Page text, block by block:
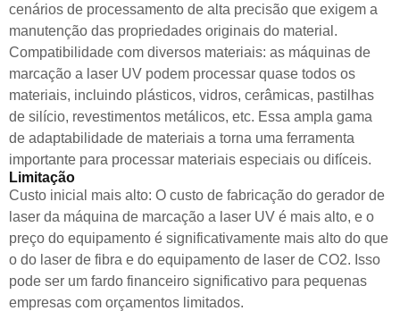
cenários de processamento de alta precisão que exigem a
manutenção das propriedades originais do material.
Compatibilidade com diversos materiais: as máquinas de
marcação a laser UV podem processar quase todos os
materiais, incluindo plásticos, vidros, cerâmicas, pastilhas
de silício, revestimentos metálicos, etc. Essa ampla gama
de adaptabilidade de materiais a torna uma ferramenta
importante para processar materiais especiais ou difíceis.
Limitação
Custo inicial mais alto: O custo de fabricação do gerador de
laser da máquina de marcação a laser UV é mais alto, e o
preço do equipamento é significativamente mais alto do que
o do laser de fibra e do equipamento de laser de CO2. Isso
pode ser um fardo financeiro significativo para pequenas
empresas com orçamentos limitados.